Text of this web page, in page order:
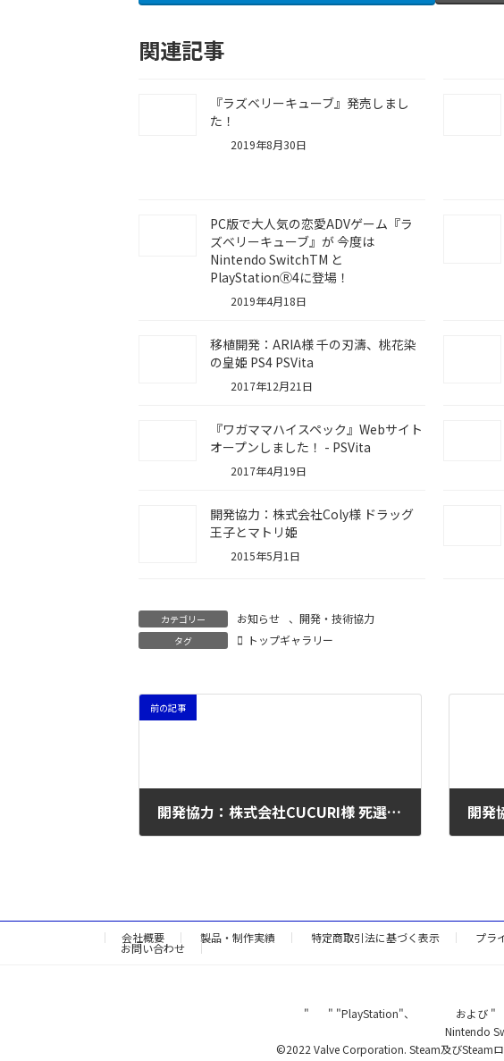
関連記事
『ラズベリーキューブ』発売しまし
た！
2019年8月30日
PC版で大人気の恋愛ADVゲーム『ラ
ズベリーキューブ』が 今度は
Nintendo SwitchTM と
PlayStationⓇ4に登場！
2019年4月18日
移植開発：ARIA様 千の刃濤、桃花染
の皇姫 PS4 PSVita
2017年12月21日
『ワガママハイスペック』Webサイト
オープンしました！ - PSVita
2017年4月19日
開発協力：株式会社Coly様 ドラッグ
王子とマトリ姫
2015年5月1日
カテゴリー お知らせ 、 開発・技術協力
タグ トップギャラリー
前の記事
開発協力：株式会社CUCURI様 死選組～あやかし雪月花～
会社概要 製品・制作実績 特定商取引法に基づく表示 プラ
お問い合わせ
"
" "PlayStation"、 および "
Nintendo
©2022 Valve Corporation. Steam及びSteam